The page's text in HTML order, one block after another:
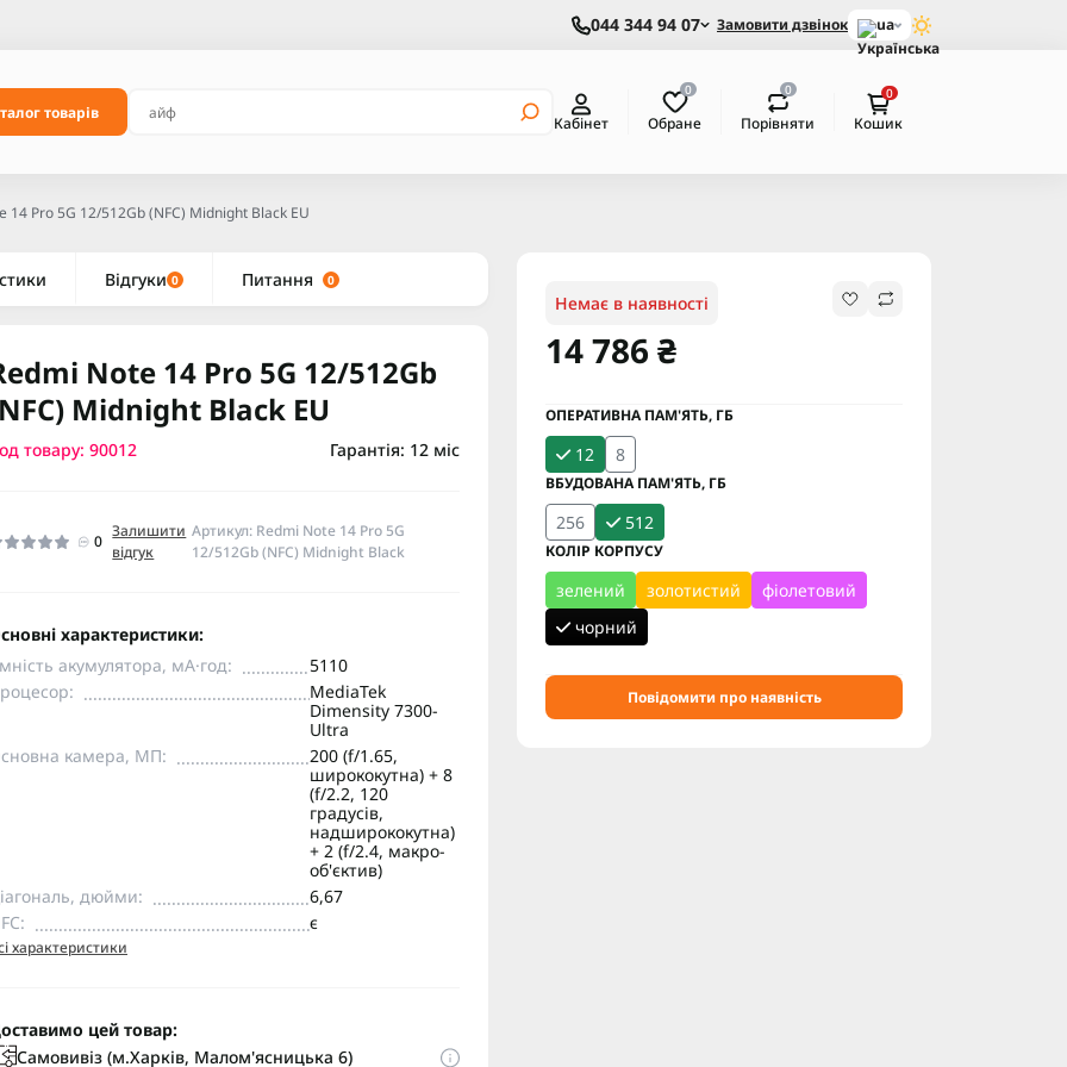
044 344 94 07 Замовити дзвінок ua
товарів
Кабінет
0
Обране
0
Порівняти
0
Кошик
14 Pro 5G 12/512Gb (NFC) Midnight Black EU
Відгуки 0 Питання 0
Note 14 Pro 5G 12/512Gb
Midnight Black EU
товару: 90012 Гарантія: 12 міс
0
Залишити
відгук
Артикул: Redmi Note 14 Pro 5G
12/512Gb (NFC) Midnight Black
Немає в наявності
14 786 ₴
ОПЕРАТИВНА ПАМ'ЯТЬ, ГБ
12 8
ВБУДОВАНА ПАМ'ЯТЬ, ГБ
256 512
КОЛІР КОРПУСУ
зелений золотистий
фіолетовий
чорний
Повідомити про наявність
характеристики:
акумулятора, мА·год:
5110
MediaTek
Dimensity 7300-
Ultra
камера, МП:
200 (f/1.65,
ширококутна) + 8
(f/2.2, 120
градусів,
надширококутна)
+ 2 (f/2.4, макро-
об'єктив)
дюйми:
6,67
є
характеристики
цей товар:
Самовивіз (м.Харків, Малом'ясницька 6)